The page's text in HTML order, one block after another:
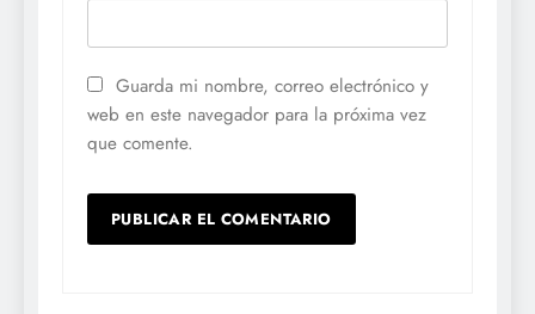
Guarda mi nombre, correo electrónico y
web en este navegador para la próxima vez
que comente.